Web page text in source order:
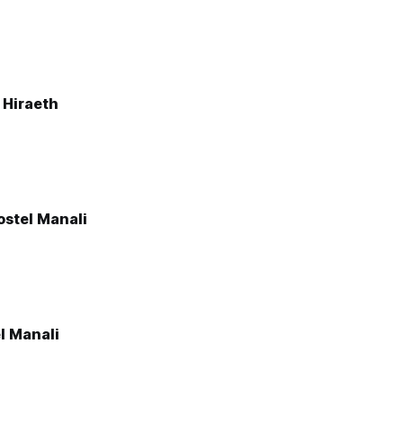
Manali
Manali